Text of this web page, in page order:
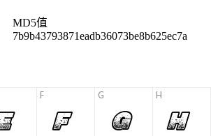
MD5值
7b9b43793871eadb36073be8b625ec7a